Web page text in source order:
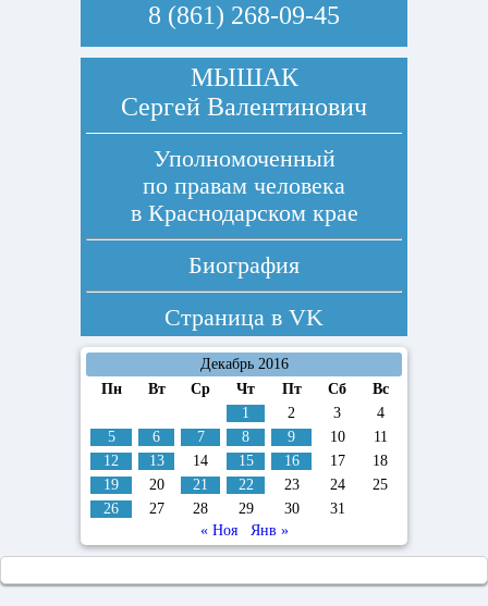
8 (861) 268-09-45
МЫШАК
Сергей Валентинович
Уполномоченный
по правам человека
в Краснодарском крае
Биография
Страница в VK
Декабрь 2016
Пн
Вт Ср Чт Пт Сб
Вс
1
2 3
4
5
6 7 8 9 10
11
12
13 14 15 16 17
18
19
20 21 22 23 24
25
26
27 28 29 30
31
« Ноя
Янв »